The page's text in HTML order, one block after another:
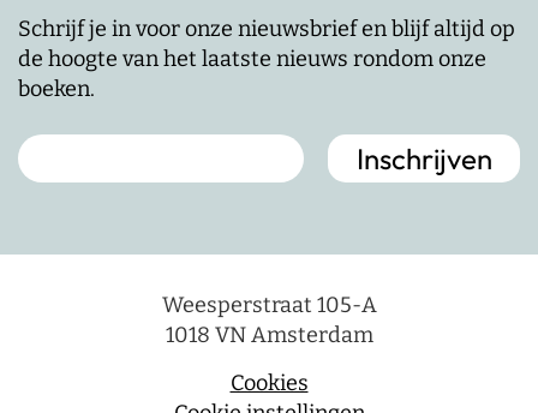
Schrijf je in voor onze nieuwsbrief en blijf altijd op
de hoogte van het laatste nieuws rondom onze
boeken.
Weesperstraat 105-A
1018 VN Amsterdam
Cookies